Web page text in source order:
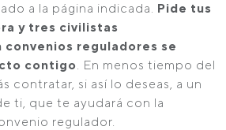
a la página indicada. Pide tus
y tres civilistas
reguladores se
contigo. En menos tiempo del
contratar, si así lo deseas, a un
ti, que te ayudará con la
regulador.